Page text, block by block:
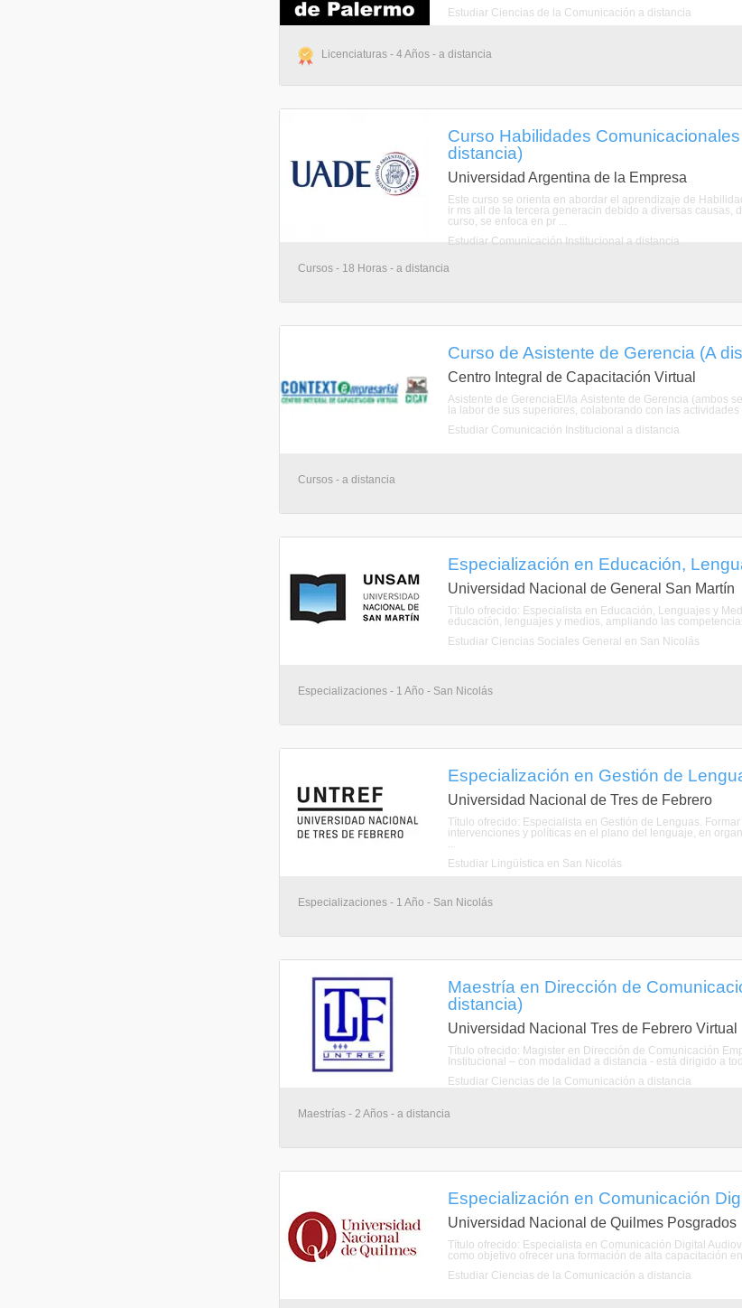
Estudiar Ciencias de la Comunicación a distancia
Licenciaturas - 4 Años - a distancia
Curso Habilidades
distancia)
Universidad Argentina de la Empresa
Este curso se orienta en abordar el aprendizaje de
ir ms all de la tercera generacin debido a diversas causas,
curso, se enfoca en pr ...
Estudiar Comunicación Institucional a distancia
Cursos - 18 Horas - a distancia
Curso de Asistente de Gerencia (A
Centro Integral de Capacitación Virtual
Asistente de GerenciaEl/la Asistente de Gerencia (ambos
la labor de sus superiores, colaborando con las
Estudiar Comunicación Institucional a distancia
Cursos - a distancia
Especialización en Educación,
Universidad Nacional de General San Martín
Título ofrecido: Especialista en Educación, Lenguajes y
educación, lenguajes y medios, ampliando las
Estudiar Ciencias Sociales General en San Nicolás
Especializaciones - 1 Año - San Nicolás
Especialización en Gestión de
Universidad Nacional de Tres de Febrero
Título ofrecido: Especialista en Gestión de Lenguas.
intervenciones y políticas en el plano del lenguaje, en
...
Estudiar Lingüística en San Nicolás
Especializaciones - 1 Año - San Nicolás
Maestría en Dirección de
distancia)
Universidad Nacional Tres de Febrero Virtual
Título ofrecido: Magister en Dirección de Comunicación
Institucional – con modalidad a distancia - está dirigido a
Estudiar Ciencias de la Comunicación a distancia
Maestrías - 2 Años - a distancia
Especialización en Comunicación
Universidad Nacional de Quilmes Posgrados
Título ofrecido: Especialista en Comunicación Digital
como objetivo ofrecer una formación de alta capacitación
Estudiar Ciencias de la Comunicación a distancia